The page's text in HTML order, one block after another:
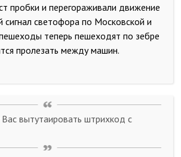
пробки и перегораживали движение
светофора по Московской и
теперь пешеходят по зебре
пролезать между машин.
Вас вытутаировать штрихкод с